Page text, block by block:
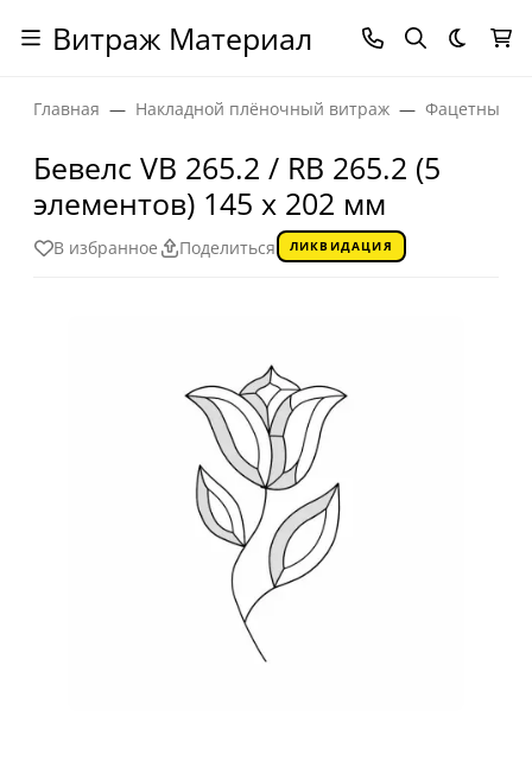
Витраж Материал Темная
Главная Накладной плёночный витраж Фацетные
Бевелс VB 265.2 / RB 265.2 (5
элементов) 145 х 202 мм
В избранное Поделиться ЛИКВИДАЦИЯ